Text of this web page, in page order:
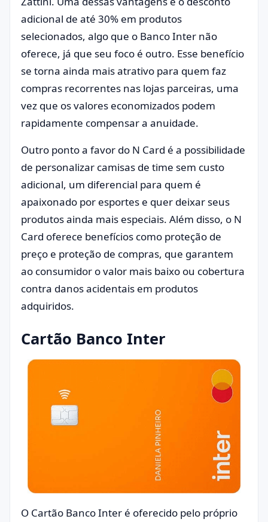
adicional de até 30% em produtos
selecionados, algo que o Banco Inter não
oferece, já que seu foco é outro. Esse benefício
se torna ainda mais atrativo para quem faz
compras recorrentes nas lojas parceiras, uma
vez que os valores economizados podem
rapidamente compensar a anuidade.
Outro ponto a favor do N Card é a possibilidade
de personalizar camisas de time sem custo
adicional, um diferencial para quem é
apaixonado por esportes e quer deixar seus
produtos ainda mais especiais. Além disso, o N
Card oferece benefícios como proteção de
preço e proteção de compras, que garantem
ao consumidor o valor mais baixo ou cobertura
contra danos acidentais em produtos
adquiridos.
Cartão Banco Inter
O Cartão Banco Inter é oferecido pelo próprio